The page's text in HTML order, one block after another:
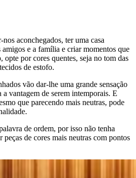
aconchegados, ter uma casa
e a família e criar momentos que
opte por cores quentes, seja no tom das
de estofo.
vão dar-lhe uma grande sensação
vantagem de serem intemporais. E
que parecendo mais neutras, pode
de ordem, por isso não tenha
peças de cores mais neutras com pontos